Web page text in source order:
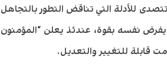
للأدلة التي تناقض التطور بالتجاهل
يفرض نفسه بقوة، عندئذ يعلن “المؤمنون
قابلة للتغيير والتعديل.